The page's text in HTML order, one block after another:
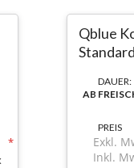
Qblue
Standard
DAUER:
AB
PREIS
Exkl.
Inkl.